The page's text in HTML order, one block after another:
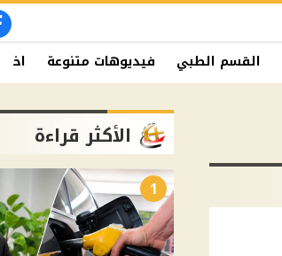
القسم الطبي فيديوهات متنوعة
الأكثر قراءة
1